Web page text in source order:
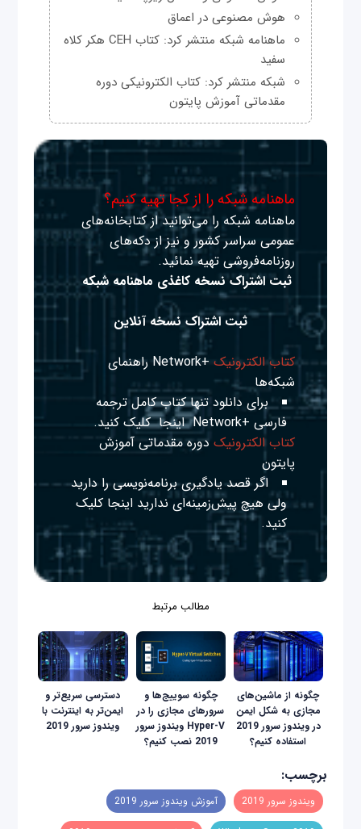
هوش مصنوعی در اعماق
ماهنامه شبکه منتشر کرد: کتاب CEH هکر کلاه
سفید
شبکه منتشر کرد: کتاب الکترونیکی دوره
مقدماتی آموزش پایتون
ماهنامه شبکه را از کجا تهیه کنیم؟
ماهنامه شبکه را می‌توانید از کتابخانه‌های
عمومی سراسر کشور و نیز از دکه‌های
روزنامه‌فروشی تهیه نمائید.
ثبت اشتراک نسخه کاغذی ماهنامه شبکه
ثبت اشتراک نسخه آنلاین
کتاب الکترونیک
+Network راهنمای
شبکه‌ها
برای دانلود تنها کتاب کامل ترجمه
فارسی +Network
اینجا کلیک کنید.
کتاب الکترونیک دوره مقدماتی آموزش
پایتون
اگر قصد یادگیری برنامه‌نویسی را دارید
ولی هیچ پیش‌زمینه‌ای نداریداینجا کلیک
کنید.
مطالب مرتبط
چگونه از ماشین‌های
مجازی به شکل ایمن
در ویندوز سرور 2019
استفاده کنیم؟
چگونه سوییج‌ها و
سرورهای مجازی را در
Hyper-V ویندوز سرور
2019 نصب کنیم؟
دسترسی سریع‌تر و
ایمن‌تر به اینترنت با
ویندوز سرور 2019
برچسب:
ویندوز سرور 2019 آموزش ویندوز سرور 2019